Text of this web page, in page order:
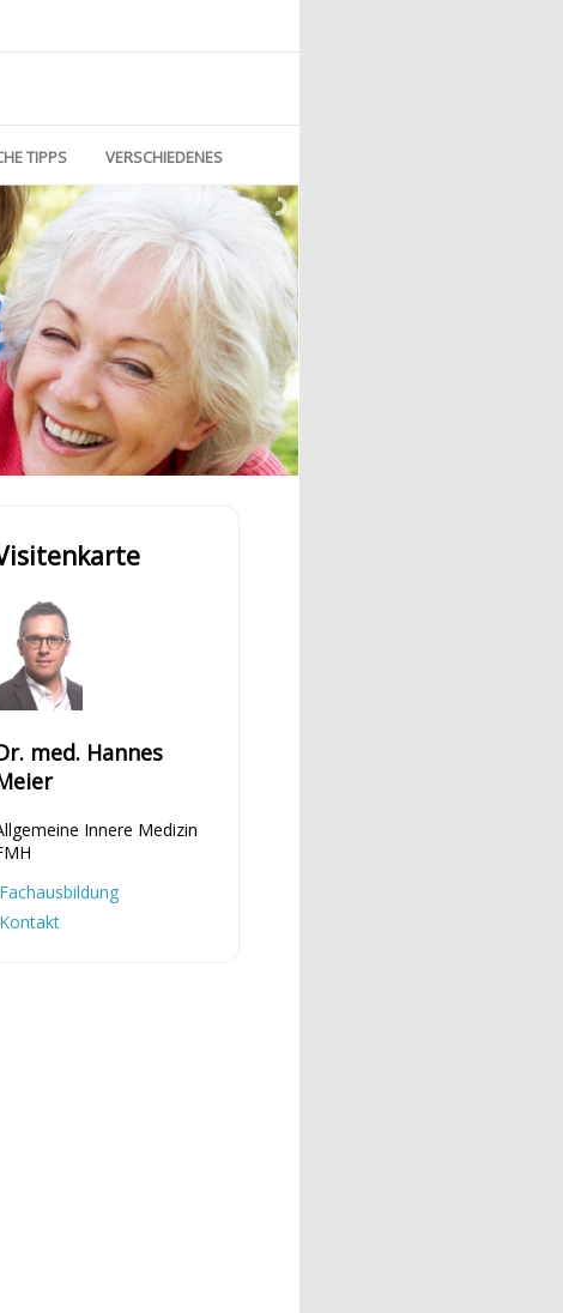
TIPPS VERSCHIEDENES
med. Hannes
Innere Medizin
Fachausbildung
Kontakt